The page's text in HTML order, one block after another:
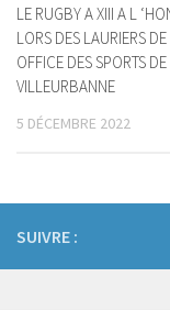
LE RUGBY A XIII A L
LORS DES LAURIERS
OFFICE DES SPORTS DE
VILLEURBANNE
5 DÉCEMBRE 2022
SUIVRE :